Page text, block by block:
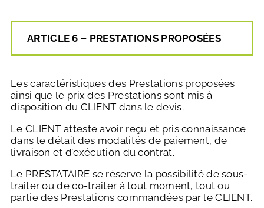
ARTICLE 6 – PRESTATIONS PROPOSÉES
Les caractéristiques des Prestations proposées
ainsi que le prix des Prestations sont mis à
disposition du CLIENT dans le devis.
Le CLIENT atteste avoir reçu et pris connaissance
dans le détail des modalités de paiement, de
livraison et d’exécution du contrat.
Le PRESTATAIRE se réserve la possibilité de sous-
traiter ou de co-traiter à tout moment, tout ou
partie des Prestations commandées par le CLIENT.